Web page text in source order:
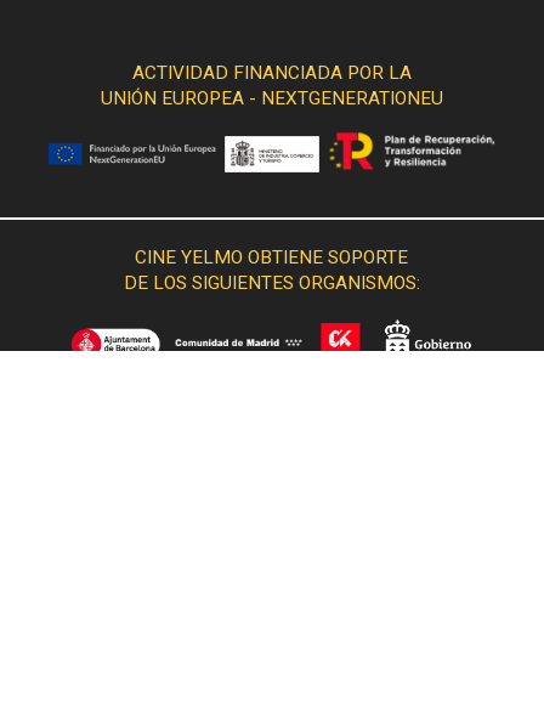
ACTIVIDAD FINANCIADA POR LA
UNIÓN EUROPEA - NEXTGENERATIONEU
CINE YELMO OBTIENE SOPORTE
DE LOS SIGUIENTES ORGANISMOS: